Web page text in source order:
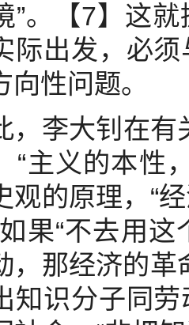
”。【7】这
际出发，必
性问题。
大钊在有关
“主义的本性
观的原理，“
果“不去用
，那经济的革
知识分子同